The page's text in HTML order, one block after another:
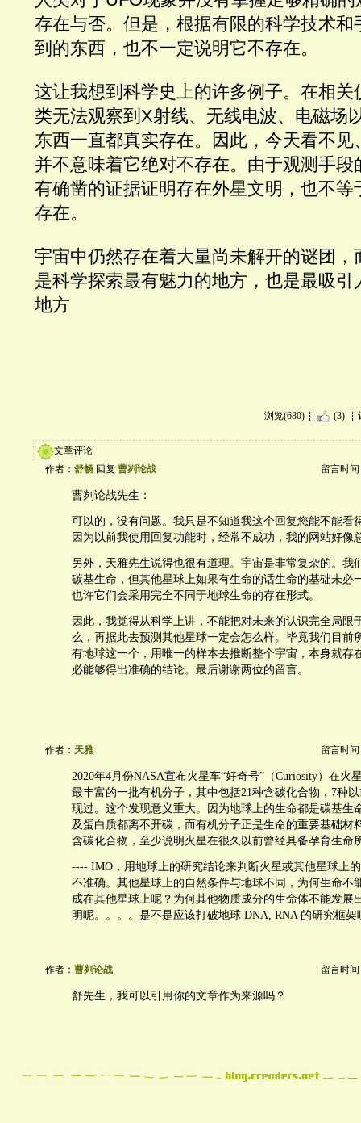
存在与否。但是，根据有限的科学技术和
到的东西，也不一定说明它不存在。
这让我想到科学史上的许多例子。在相关
类无法观察到X射线、无线电波、电磁场
东西一直都真实存在。因此，今天看不见
并不意味着它绝对不存在。由于观测手段
有确凿的证据证明存在外星文明，也不等
存在。
宇宙中仍然存在着大量尚未解开的谜团，
是科学探索最有魅力的地方，也是最吸引
地方
浏览(680) (3)
文章评论
作者： 舒畅 回复 曹刿论战 留言时间
曹刿论战先生：
可以的，没有问题。我只是不知道我这个回复您能不能看
因为以前我使用回复功能时，经常不成功，我的网站好像
另外，天雅先生说得也很有道理。宇宙是非常复杂的。我
碳基生命，但其他星球上如果有生命的话生命的基础未必
也许它们会采用完全不同于地球生命的存在形式。
因此，我觉得从科学上讲，不能把对未来的认识完全局限
么，再据此去预测其他星球一定会怎么样。毕竟我们目前
有地球这一个，用唯一的样本去推断整个宇宙，本身就存
必能够得出准确的结论。最后谢谢两位的留言。
作者： 天雅 留言时间
2020年4月份NASA宣布火星车“好奇号”（Curiosity）在火
最丰富的一批有机分子，其中包括21种含碳化合物，7种
现过。这个发现意义重大。因为地球上的生命都是碳基生
及蛋白质都离不开碳，而有机分子正是生命的重要基础材
含碳化合物，至少说明火星在很久以前曾经具备孕育生命
---- IMO，用地球上的研究结论来判断火星或其他星球上
不准确。其他星球上的自然条件与地球不同，为何生命不
成在其他星球上呢？为何其他物质成分的生命体不能发展
明呢。。。。是不是应该打破地球 DNA, RNA 的研究框架
作者： 曹刿论战 留言时间
舒先生，我可以引用你的文章作为来源吗？